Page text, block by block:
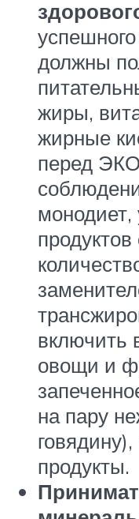
должны
жиры,
жирные
перед
монодиет,
включить
овощи и
на пару
продукты.